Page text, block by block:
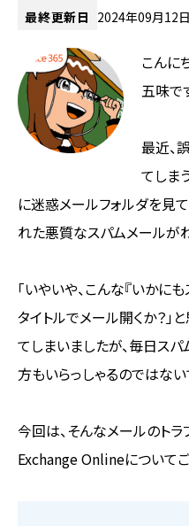
最終更新日 2024年09月12日
こんに
五味で
最近、
てしま
に迷惑メールフォルダを見
れた悪質なスパムメールが
「いやいや、こんな『いかに
タイトルでメール開くか？」
てしまいましたが、毎日ス
方もいらっしゃるのではない
今回は、そんなメールのト
Exchange Onlineについてご